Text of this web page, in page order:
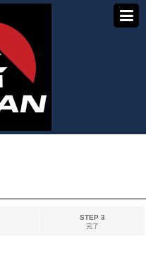
STEP 3
完了